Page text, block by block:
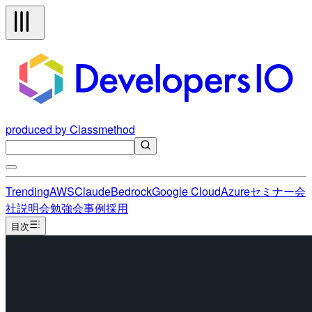
produced by Classmethod
TrendingAWSClaudeBedrockGoogle CloudAzureセミナー会
社説明会勉強会事例採用
目次